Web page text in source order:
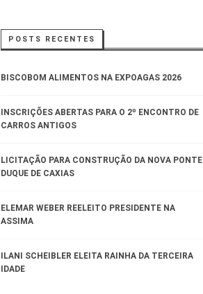
POSTS RECENTES
BISCOBOM ALIMENTOS NA EXPOAGAS 2026
INSCRIÇÕES ABERTAS PARA O 2º ENCONTRO DE
CARROS ANTIGOS
LICITAÇÃO PARA CONSTRUÇÃO DA NOVA PONTE
DUQUE DE CAXIAS
ELEMAR WEBER REELEITO PRESIDENTE NA
ASSIMA
ILANI SCHEIBLER ELEITA RAINHA DA TERCEIRA
IDADE